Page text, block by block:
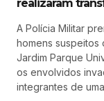
realizaram
A Polícia Militar
homens suspeitos
Jardim Parque
os envolvidos
integrantes de